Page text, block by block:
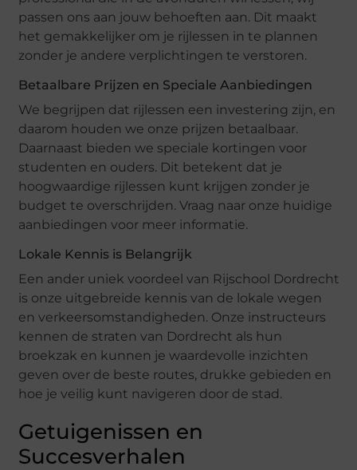
passen ons aan jouw behoeften aan. Dit maakt
het gemakkelijker om je rijlessen in te plannen
zonder je andere verplichtingen te verstoren.
Betaalbare Prijzen en Speciale Aanbiedingen
We begrijpen dat rijlessen een investering zijn, en
daarom houden we onze prijzen betaalbaar.
Daarnaast bieden we speciale kortingen voor
studenten en ouders. Dit betekent dat je
hoogwaardige rijlessen kunt krijgen zonder je
budget te overschrijden. Vraag naar onze huidige
aanbiedingen voor meer informatie.
Lokale Kennis is Belangrijk
Een ander uniek voordeel van Rijschool Dordrecht
is onze uitgebreide kennis van de lokale wegen
en verkeersomstandigheden. Onze instructeurs
kennen de straten van Dordrecht als hun
broekzak en kunnen je waardevolle inzichten
geven over de beste routes, drukke gebieden en
hoe je veilig kunt navigeren door de stad.
Getuigenissen en
Succesverhalen